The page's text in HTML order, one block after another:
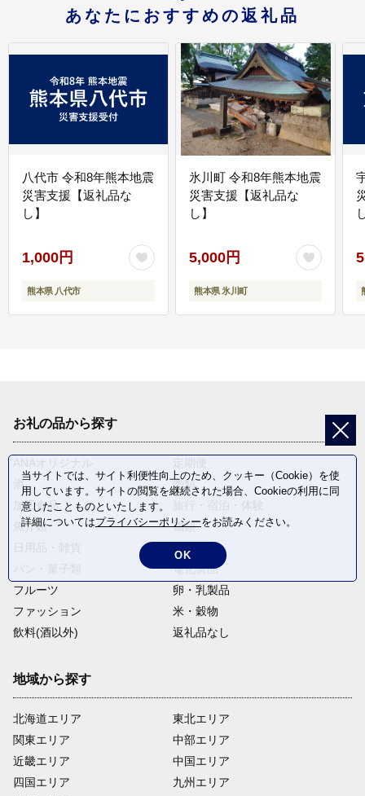
あなたにおすすめの返礼品
八代市 令和8年熊本地震
災害支援【返礼品な
し】
1,000円
熊本県 八代市
氷川町 令和8年熊本地震
災害支援【返礼品な
し】
5,000円
熊本県 氷川町
お礼の品から探す
酒
肉類
加工食品
魚介類
麺類
電化製品
フルーツ
卵・乳製品
ファッション
米・穀物
飲料(酒以外)
返礼品なし
地域から探す
北海道エリア
関東エリア
近畿エリア
四国エリア
東北エリア
中部エリア
中国エリア
九州エリア
当サイトでは、サイト利便性向上のため、クッキー（Cookie）を使
用しています。サイトの閲覧を継続された場合、Cookieの利用に同
意したことものといたします。
詳細についてはプライバシーポリシーをお読みください。
OK